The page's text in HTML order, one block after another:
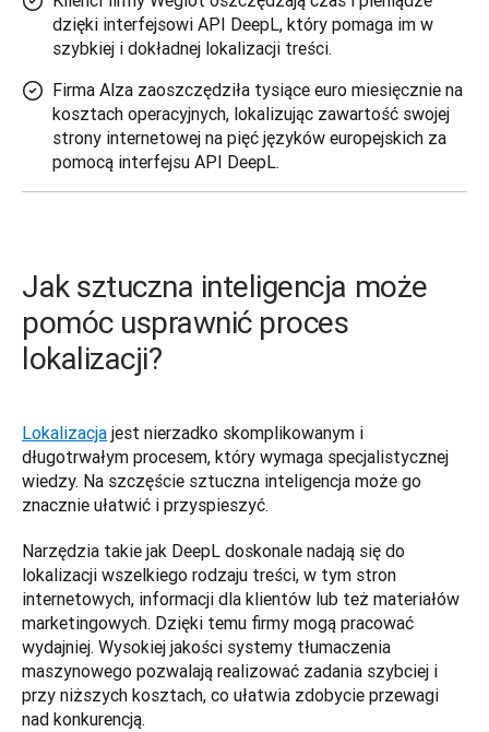
dzięki interfejsowi API DeepL, który pomaga im w
szybkiej i dokładnej lokalizacji treści.
Firma Alza zaoszczędziła tysiące euro miesięcznie na
kosztach operacyjnych, lokalizując zawartość swojej
strony internetowej na pięć języków europejskich za
pomocą interfejsu API DeepL.
Jak sztuczna inteligencja może
pomóc usprawnić proces
lokalizacji?
Lokalizacja jest nierzadko skomplikowanym i
długotrwałym procesem, który wymaga specjalistycznej
wiedzy. Na szczęście sztuczna inteligencja może go
znacznie ułatwić i przyspieszyć.
Narzędzia takie jak DeepL doskonale nadają się do
lokalizacji wszelkiego rodzaju treści, w tym stron
internetowych, informacji dla klientów lub też materiałów
marketingowych. Dzięki temu firmy mogą pracować
wydajniej. Wysokiej jakości systemy tłumaczenia
maszynowego pozwalają realizować zadania szybciej i
przy niższych kosztach, co ułatwia zdobycie przewagi
nad konkurencją.